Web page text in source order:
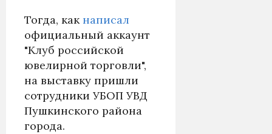
Тогда, как написал
официальный аккаунт
"Клуб российской
ювелирной торговли",
на выставку пришли
сотрудники УБОП УВД
Пушкинского района
города.